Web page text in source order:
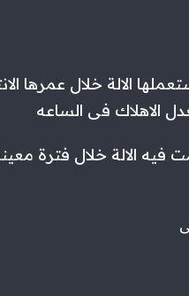
الالة خلال عمرها
الاهلاك فى الساعه
الالة خلال فترة